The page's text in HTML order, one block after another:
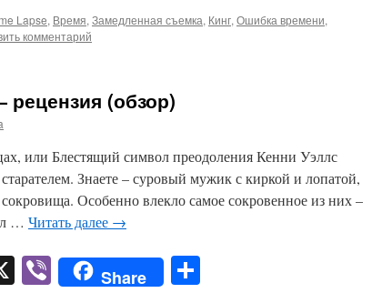
Lapse, Время,Замедленная съемка, Кинг,Ошибка времени,
комментарий
рецензия (обзор)
или Блестящий символ преодоления Кенни Уэллс
Знаете – суровый мужик с киркой и лопатой,
Особенно влекло самое сокровенное из них –
… Читать далее →
X ViberShare